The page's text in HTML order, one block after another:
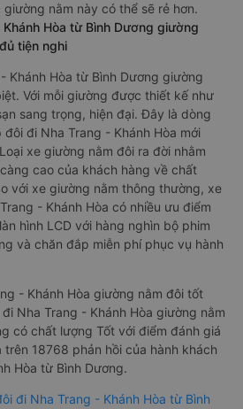
giường nằm này có thể sẽ rẻ hơn.
Hòa từ Bình Dương giường
tiện nghi
Khánh Hòa từ Bình Dương giường
Với mỗi giường được thiết kế như
sang trọng, hiện đại. Đây là dòng
đi Nha Trang - Khánh Hòa mới
xe giường nằm đôi ra đời nhằm
cao của khách hàng về chất
với xe giường nằm thông thường, xe
- Khánh Hòa có nhiều ưu điểm
hình LCD với hàng nghìn bộ phim
và chăn đắp miễn phí phục vụ hành
- Khánh Hòa giường nằm đôi tốt
Nha Trang - Khánh Hòa giường nằm
có chất lượng Tốt với điểm đánh giá
18768 phản hồi của hành khách
Hòa từ Bình Dương.
đi Nha Trang - Khánh Hòa từ Bình